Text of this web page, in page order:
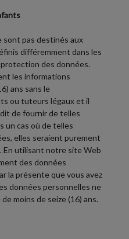
sont pas destinés aux
différemment dans les
des données.
les informations
ans sans le
ou tuteurs légaux et il
de fournir de telles
un cas où de telles
elles seraient purement
En utilisant notre site Web
des données
la présente que vous avez
données personnelles ne
moins de seize (16) ans.